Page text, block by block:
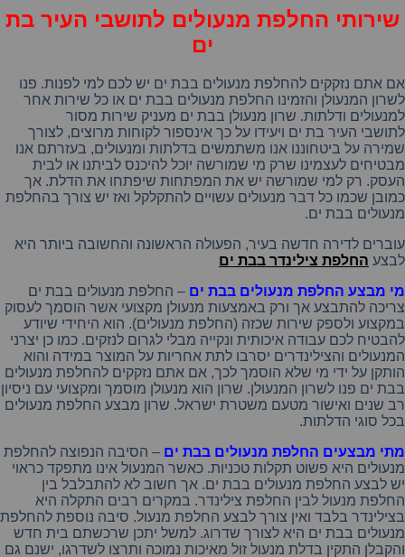
שירותי החלפת מנעולים לתושבי העיר בת
ים
אם אתם נזקקים להחלפת מנעולים בבת ים יש לכם למי לפנות. פנו
לשרון המנעולן והזמינו החלפת מנעולים בבת ים או כל שירות אחר
למנעולים ודלתות. שרון מנעולן בבת ים מעניק שירות מסור
לתושבי העיר בת ים ויעידו על כך אינספור לקוחות מרוצים, לצורך
שמירה על ביטחוננו אנו משתמשים בדלתות ומנעולים, בעזרתם אנו
מבטיחים לעצמינו שרק מי שמורשה יוכל להיכנס לביתנו או לבית
העסק. רק למי שמורשה יש את המפתחות שיפתחו את הדלת. אך
כמובן שכמו כל דבר מנעולים עשויים להתקלקל ואז יש צורך בהחלפת
מנעולים בבת ים.
עוברים לדירה חדשה בעיר, הפעולה הראשונה והחשובה ביותר היא
לבצע החלפת צילינדר בבת ים
מי מבצע החלפת מנעולים בבת ים – החלפת מנעולים בבת ים
צריכה להתבצע אך ורק באמצעות מנעולן מקצועי אשר הוסמך לעסוק
במקצוע ולספק שירות שכזה (החלפת מנעולים). הוא היחידי שיודע
להבטיח לכם עבודה איכותית ונקייה מבלי לגרום לנזקים. כמו כן יצרני
המנעולים והצילינדרים יסרבו לתת אחריות על המוצר במידה והוא
הותקן על ידי מי שלא הוסמך לכך, אם אתם נזקקים להחלפת מנעולים
בבת ים פנו לשרון המנעולן. שרון הוא מנעולן מוסמך ומקצועי עם ניסיון
רב שנים ואישור מטעם משטרת ישראל. שרון מבצע החלפת מנעולים
בכל סוגי הדלתות.
מתי מבצעים החלפת מנעולים בבת ים – הסיבה הנפוצה להחלפת
מנעולים היא פשוט תקלות טכניות. כאשר המנעול אינו מתפקד כראוי
יש לבצע החלפת מנעולים בבת ים. אך חשוב לא להתבלבל בין
החלפת מנעול לבין החלפת צילינדר. במקרים רבים התקלה היא
בצילינדר בלבד ואין צורך לבצע החלפת מנעול. סיבה נוספת להחלפת
מנעולים בבת ים היא לצורך שדרוג. למשל יתכן שרכשתם בית חדש
והקבלן התקין בדלת מנעול זול מאיכות נמוכה ותרצו לשדרגו, ישנם גם